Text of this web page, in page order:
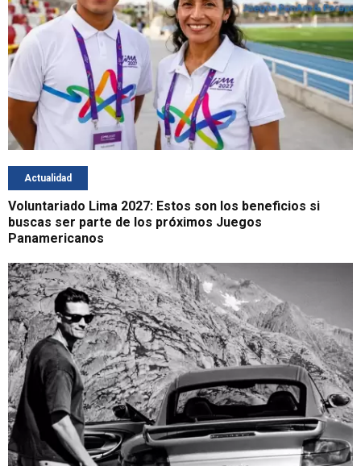
Actualidad
Voluntariado Lima 2027: Estos son los beneficios si
buscas ser parte de los próximos Juegos
Panamericanos